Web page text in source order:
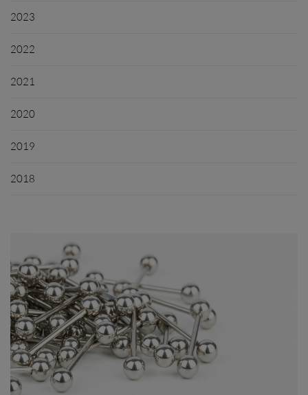
2023
2022
2021
2020
2019
2018